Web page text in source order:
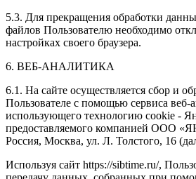
5.3. Для прекращения обработки
файлов Пользователю необходимо
настройках своего браузера.
6. ВЕБ-АНАЛИТИКА
6.1. На сайте осуществляется сбор и
Пользователе с помощью сервиса веб-
использующего технологию cookie -
предоставляемого компанией ООО
Россия, Москва, ул. Л. Толстого, 16
Используя сайт https://sibtime.ru/,